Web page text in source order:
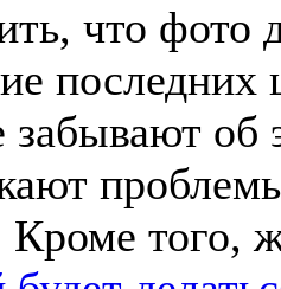
что фото
последних
об
Кроме того,